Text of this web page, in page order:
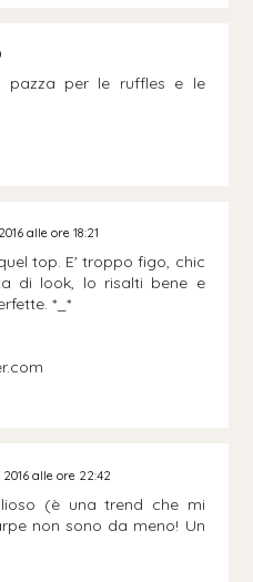
pazza per le ruffles e le
alle ore 18:21
top. E' troppo figo, chic
di look, lo risalti bene e
*_*
alle ore 22:42
(è una trend che mi
non sono da meno! Un